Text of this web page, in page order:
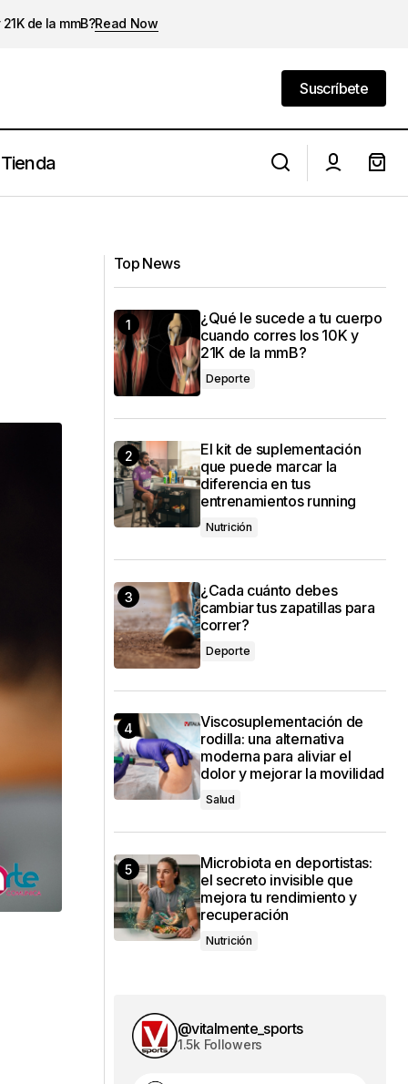
de la mmB?Read Now
Suscríbete
Tienda
Top News
¿Qué le sucede a tu cuerpo
cuando corres los 10K y
21K de la mmB?
Deporte
El kit de suplementación
que puede marcar la
diferencia en tus
entrenamientos running
Nutrición
¿Cada cuánto debes
cambiar tus zapatillas para
correr?
Deporte
Viscosuplementación de
rodilla: una alternativa
moderna para aliviar el
dolor y mejorar la movilidad
Salud
Microbiota en deportistas:
el secreto invisible que
mejora tu rendimiento y
recuperación
Nutrición
@vitalmente_sports
1.5k Followers